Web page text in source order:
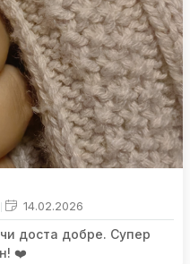
14.02.2026
доста добре. Супер
❤️